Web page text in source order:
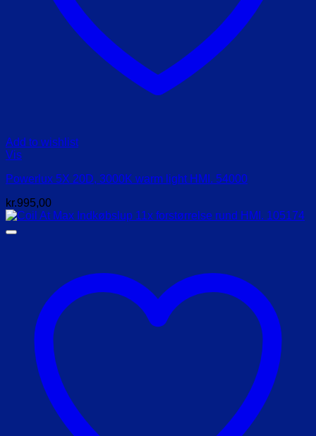
Add to wishlist
Vis
Powerlux 5X 20D, 3000K warm light HMI. 54000
kr.995,00